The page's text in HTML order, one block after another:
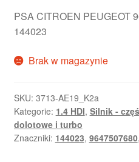
PSA CITROEN PEUGEOT
144023
Brak w magazynie
SKU: 3713-AE19_K2a
Kategorie: 1.4 HDI, Silnik -
dolotowe i turbo
Znaczniki: 144023, 9647507680,